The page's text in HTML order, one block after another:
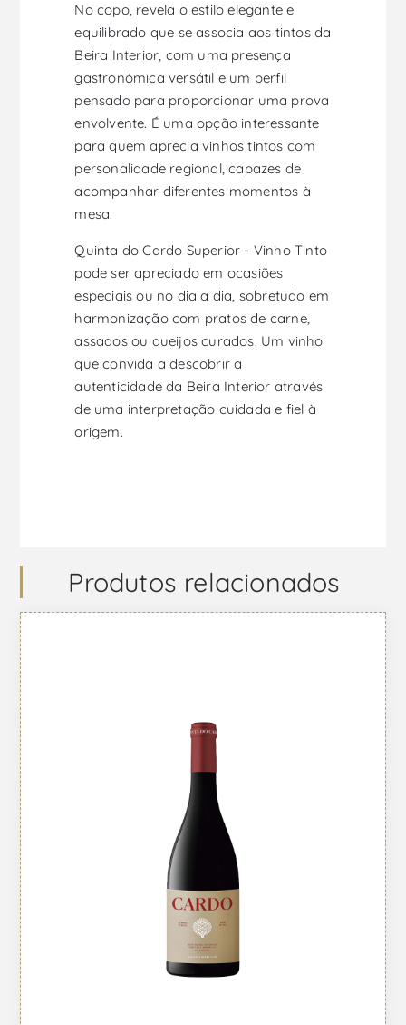
No copo, revela o estilo elegante e
equilibrado que se associa aos tintos da
Beira Interior, com uma presença
gastronómica versátil e um perfil
pensado para proporcionar uma prova
envolvente. É uma opção interessante
para quem aprecia vinhos tintos com
personalidade regional, capazes de
acompanhar diferentes momentos à
mesa.
Quinta do Cardo Superior - Vinho Tinto
pode ser apreciado em ocasiões
especiais ou no dia a dia, sobretudo em
harmonização com pratos de carne,
assados ou queijos curados. Um vinho
que convida a descobrir a
autenticidade da Beira Interior através
de uma interpretação cuidada e fiel à
origem.
Produtos relacionados